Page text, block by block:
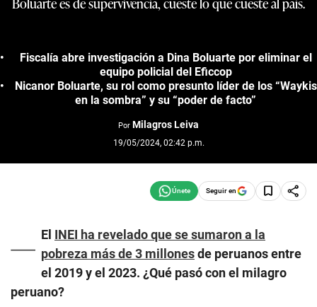
Fiscalía abre investigación a Dina Boluarte por eliminar el
equipo policial del Eficcop
Nicanor Boluarte, su rol como presunto líder de los “Waykis
en la sombra” y su “poder de facto”
Por Milagros Leiva
19/05/2024, 02:42 p.m.
Seguir en
— El INEI ha revelado que se sumaron a la
pobreza más de 3 millonesde peruanos entre
el 2019 y el 2023. ¿Qué pasó con el milagro
peruano?